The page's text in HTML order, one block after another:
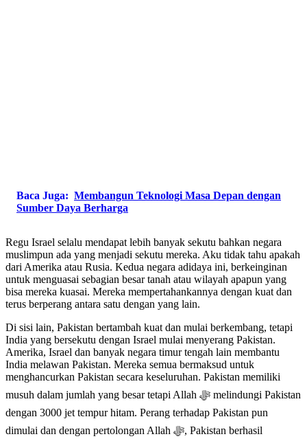
Baca Juga: Membangun Teknologi Masa Depan dengan
Sumber Daya Berharga
Regu Israel selalu mendapat lebih banyak sekutu bahkan negara
muslimpun ada yang menjadi sekutu mereka. Aku tidak tahu apakah
dari Amerika atau Rusia. Kedua negara adidaya ini, berkeinginan
untuk menguasai sebagian besar tanah atau wilayah apapun yang
bisa mereka kuasai. Mereka mempertahankannya dengan kuat dan
terus berperang antara satu dengan yang lain.
Di sisi lain, Pakistan bertambah kuat dan mulai berkembang, tetapi
India yang bersekutu dengan Israel mulai menyerang Pakistan.
Amerika, Israel dan banyak negara timur tengah lain membantu
India melawan Pakistan. Mereka semua bermaksud untuk
menghancurkan Pakistan secara keseluruhan. Pakistan memiliki
musuh dalam jumlah yang besar tetapi Allah ﷻ melindungi Pakistan
dengan 3000 jet tempur hitam. Perang terhadap Pakistan pun
dimulai dan dengan pertolongan Allah ﷻ, Pakistan berhasil